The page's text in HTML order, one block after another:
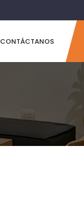
CONTÁCTANOS